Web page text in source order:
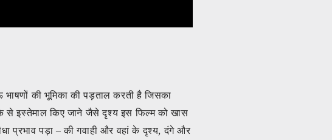
भाषणों की भूमिका की पड़ताल करती है जिसका
से इस्तेमाल किए जाने जैसे दृश्य इस फिल्म को खास
प्रभाव पड़ा – की गवाही और वहां के दृश्य, दंगे और